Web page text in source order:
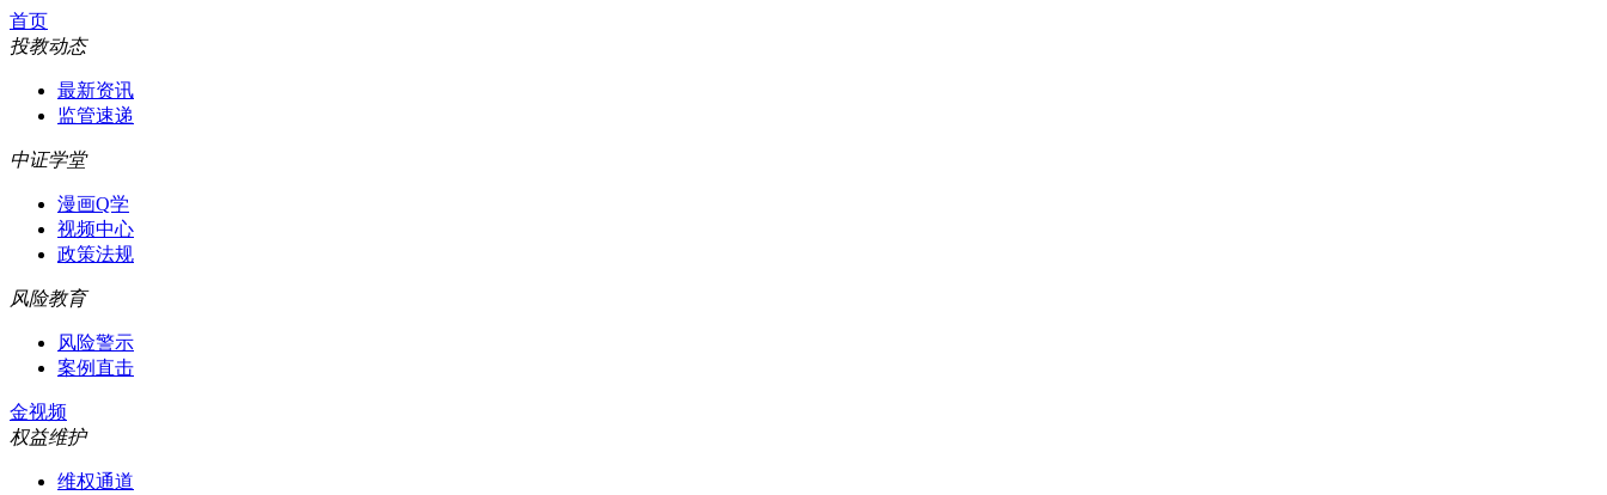
首页
投教动态
最新资讯
监管速递
中证学堂
漫画Q学
视频中心
政策法规
风险教育
风险警示
案例直击
金视频
权益维护
维权通道